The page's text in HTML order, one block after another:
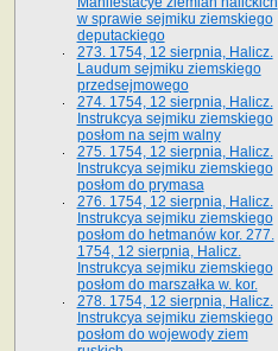
w sprawie sejmiku ziemskiego
deputackiego
273. 1754, 12 sierpnia, Halicz.
Laudum sejmiku ziemskiego
przedsejmowego
274. 1754, 12 sierpnia, Halicz.
Instrukcya sejmiku ziemskiego
posłom na sejm walny
275. 1754, 12 sierpnia, Halicz.
Instrukcya sejmiku ziemskiego
posłom do prymasa
276. 1754, 12 sierpnia, Halicz.
Instrukcya sejmiku ziemskiego
posłom do hetmanów kor. 277.
1754, 12 sierpnia, Halicz.
Instrukcya sejmiku ziemskiego
posłom do marszałka w. kor.
278. 1754, 12 sierpnia, Halicz.
Instrukcya sejmiku ziemskiego
posłom do wojewody ziem